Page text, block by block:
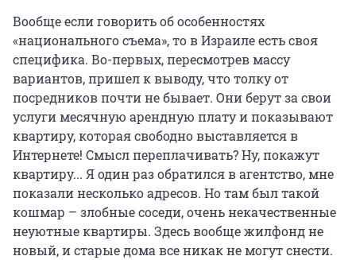
Вообще если говорить об особенностях
«национального съема», то в Израиле есть своя
специфика. Во-первых, пересмотрев массу
вариантов, пришел к выводу, что толку от
посредников почти не бывает. Они берут за свои
услуги месячную арендную плату и показывают
квартиру, которая свободно выставляется в
Интернете! Смысл переплачивать? Ну, покажут
квартиру... Я один раз обратился в агентство, мне
показали несколько адресов. Но там был такой
кошмар – злобные соседи, очень некачественные
неуютные квартиры. Здесь вообще жилфонд не
новый, и старые дома все никак не могут снести.